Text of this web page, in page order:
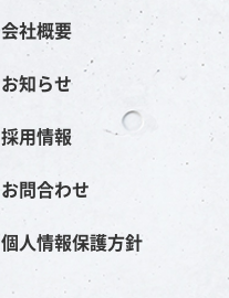
会社概要
お知らせ
採用情報
お問合わせ
個人情報保護方針